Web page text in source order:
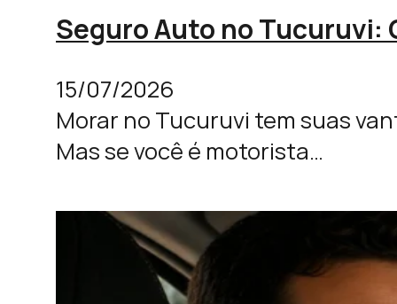
Seguro Auto no Tucuruvi:
15/07/2026
Morar no Tucuruvi tem suas
Mas se você é motorista…